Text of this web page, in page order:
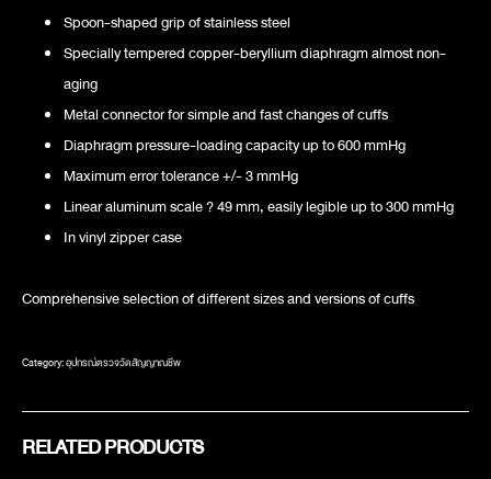
Spoon-shaped grip of stainless steel
Specially tempered copper-beryllium diaphragm almost non-
aging
Metal connector for simple and fast changes of cuffs
Diaphragm pressure-loading capacity up to 600 mmHg
Maximum error tolerance +/- 3 mmHg
Linear aluminum scale ? 49 mm, easily legible up to 300 mmHg
In vinyl zipper case
Comprehensive selection of different sizes and versions of cuffs
Category:อุปกรณ์ตรวจวัดสัญญาณชีพ
RELATED PRODUCTS